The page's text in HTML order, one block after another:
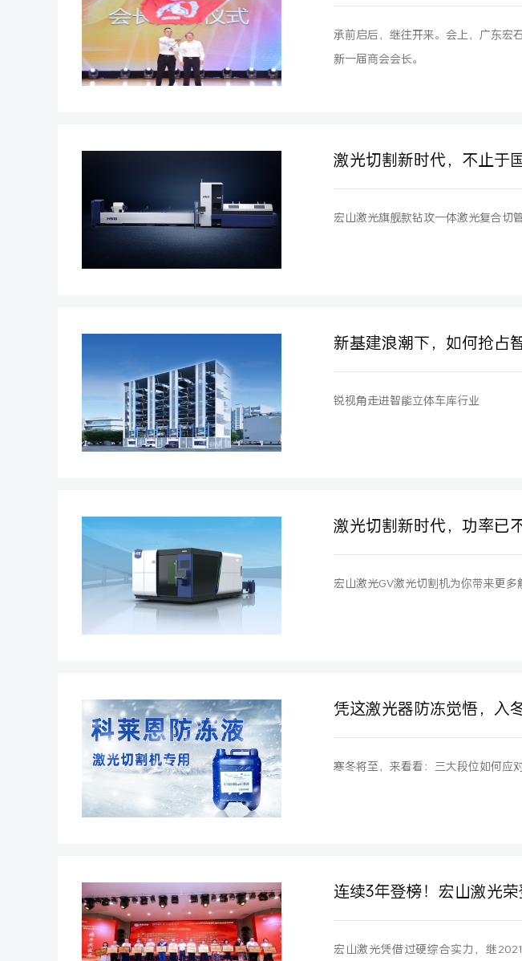
承前启后，继往开来。会上，广东宏
新一届商会会长。
激光切割新时代，不止于
宏山激光旗舰款钻攻一体激光复合切
新基建浪潮下，如何抢占
锐视角走进智能立体车库行业
激光切割新时代，功率已
宏山激光GV激光切割机为你带来更多
凭这激光器防冻觉悟，入
寒冬将至，来看看：三大段位如何应
连续3年登榜！宏山激光
宏山激光凭借过硬综合实力，继